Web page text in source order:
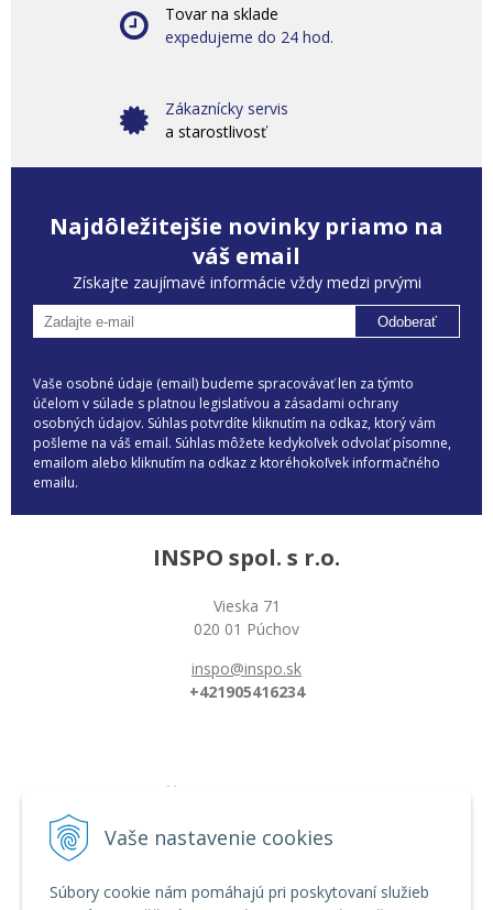
Vaše nastavenie cookies
Súbory cookie nám pomáhajú pri poskytovaní služieb
Tovar na sklade
expedujeme do 24 hod.
Zákaznícky servis
a starostlivosť
Najdôležitejšie novinky priamo na
váš email
Získajte zaujímavé informácie vždy medzi prvými
Odoberať
Vaše osobné údaje (email) budeme spracovávať len za týmto
účelom v súlade s platnou legislatívou a zásadami ochrany
osobných údajov. Súhlas potvrdíte kliknutím na odkaz, ktorý vám
pošleme na váš email. Súhlas môžete kedykoľvek odvolať písomne,
emailom alebo kliknutím na odkaz z ktoréhokoľvek informačného
emailu.
INSPO spol. s r.o.
Vieska 71
020 01 Púchov
inspo@inspo.sk
+421905416234
Všetko o nákupe
Možnosti platby a doprava